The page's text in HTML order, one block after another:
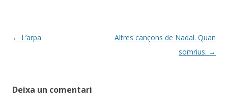
k
Post
← L’arpa
Altres cançons de Nadal. Quan
somrius. →
Deixa un comentari